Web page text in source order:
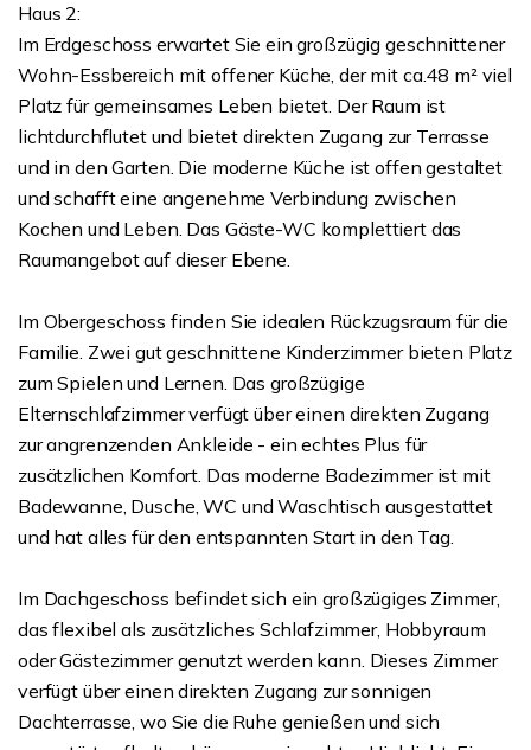
Haus 2:
Im Erdgeschoss erwartet Sie ein großzügig geschnittener
Wohn-Essbereich mit offener Küche, der mit ca.48 m² viel
Platz für gemeinsames Leben bietet. Der Raum ist
lichtdurchflutet und bietet direkten Zugang zur Terrasse
und in den Garten. Die moderne Küche ist offen gestaltet
und schafft eine angenehme Verbindung zwischen
Kochen und Leben. Das Gäste-WC komplettiert das
Raumangebot auf dieser Ebene.
Im Obergeschoss finden Sie idealen Rückzugsraum für die
Familie. Zwei gut geschnittene Kinderzimmer bieten Platz
zum Spielen und Lernen. Das großzügige
Elternschlafzimmer verfügt über einen direkten Zugang
zur angrenzenden Ankleide - ein echtes Plus für
zusätzlichen Komfort. Das moderne Badezimmer ist mit
Badewanne, Dusche, WC und Waschtisch ausgestattet
und hat alles für den entspannten Start in den Tag.
Im Dachgeschoss befindet sich ein großzügiges Zimmer,
das flexibel als zusätzliches Schlafzimmer, Hobbyraum
oder Gästezimmer genutzt werden kann. Dieses Zimmer
verfügt über einen direkten Zugang zur sonnigen
Dachterrasse, wo Sie die Ruhe genießen und sich